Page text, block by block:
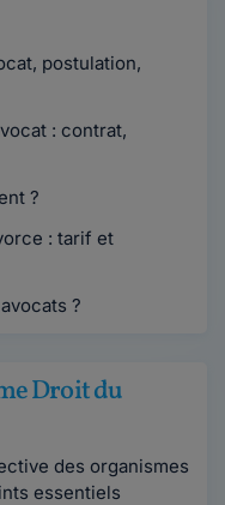
postulation,
: contrat,
?
: tarif et
?
Droit du
des organismes
essentiels